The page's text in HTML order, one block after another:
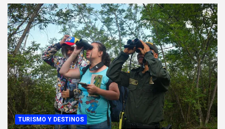
TURISMO Y DESTINOS